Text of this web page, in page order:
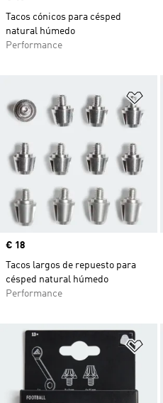
Tacos cónicos para césped
natural húmedo
Performance
Precio
€ 18
Tacos largos de repuesto para
césped natural húmedo
Performance